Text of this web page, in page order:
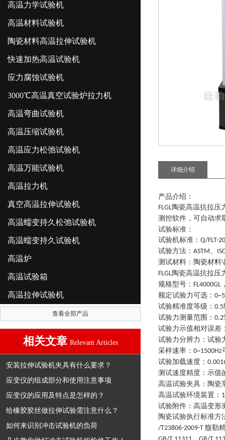
高温力学试验机
高温材料试验机
陶瓷材料高温拉伸试验机
快速加热高温试验机
应力腐蚀试验机
3000℃高温真空试验炉拉力机
高温弯曲试验机
高温压缩试验机
高温应力松弛试验机
高温万能试验机
高温拉力机
真空高温拉伸试验机
高温蠕变持久松弛试验机
高温蠕变持久试验机
高温炉
高温试验箱
高温拉伸试验机
查看全部产品
相关文章 Relevant Articles
安装拉伸试验机夹具有什么要求？
应变仪的组成部分和使用注意事项
应变仪的应用及特点是怎样的？
给橡胶胶丝做拉伸试验需注意什么？
如何来识别冲击试验机的负荷
详细介绍
产品介绍：
FLGL陶瓷高温抗拉压
测控软件 ， 可自动求
试验标准：
试验机标准 ： Q/FLT-
试验方法 ： ASTM、
测试材料 ： 陶瓷材料\
FLGL陶瓷高温抗拉压
规格型号 ： FL4000GL
额定试验力可选 ：
试验精准度等级 ： 0.5
试验力测量范围 ：
试验力示值相对误差
试验力分辨力 ： 试验
采样速率 ： 0~1500Hz
试验加载速度 ：
测试速度精度 ： 示值
高温试验夹具 ： 陶瓷
高温试验环境装置 ：
试验附件 ： 高温变形
陶瓷试验执行标准方
/T23806-2009-T 馥勒